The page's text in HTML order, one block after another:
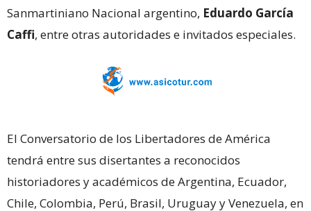
Sanmartiniano Nacional argentino, Eduardo García
Caffi, entre otras autoridades e invitados especiales.
El Conversatorio de los Libertadores de América
tendrá entre sus disertantes a reconocidos
historiadores y académicos de Argentina, Ecuador,
Chile, Colombia, Perú, Brasil, Uruguay y Venezuela, en